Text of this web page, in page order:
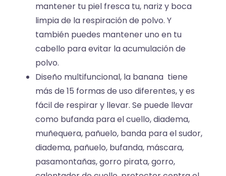
mantener tu piel fresca tu, nariz y boca
limpia de la respiración de polvo. Y
también puedes mantener uno en tu
cabello para evitar la acumulación de
polvo.
Diseño multifuncional, la banana tiene
más de 15 formas de uso diferentes, y es
fácil de respirar y llevar. Se puede llevar
como bufanda para el cuello, diadema,
muñequera, pañuelo, banda para el sudor,
diadema, pañuelo, bufanda, máscara,
pasamontañas, gorro pirata, gorro,